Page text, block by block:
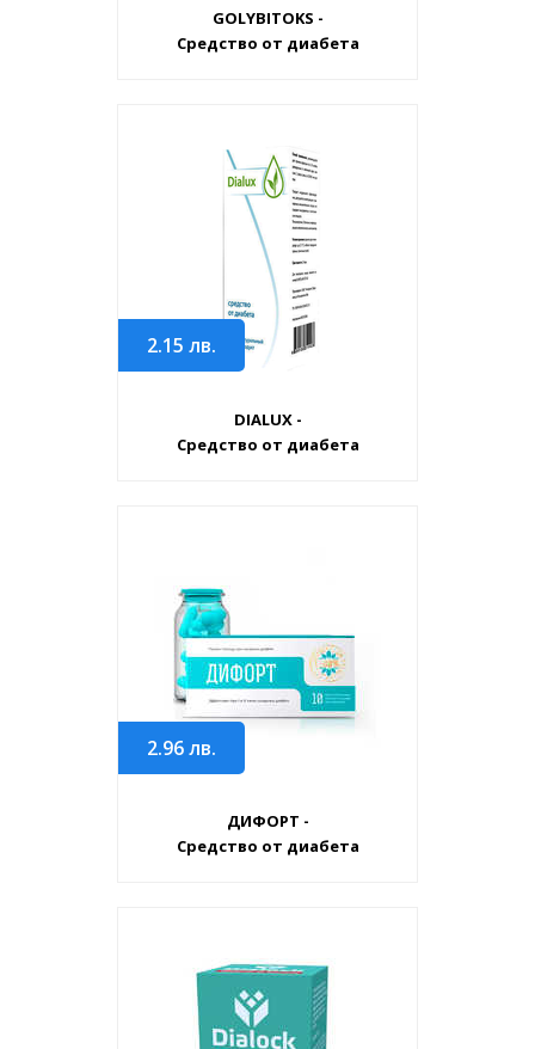
GOLYBITOKS -
Средство от диабета
2.15 лв.
DIALUX -
Средство от диабета
2.96лв.
ДИФОРТ -
Средство от диабета